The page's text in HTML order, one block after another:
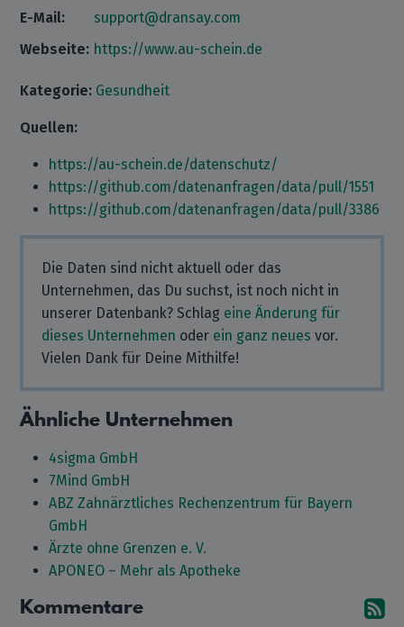
E-Mail:
support@dransay.com
Webseite: https://www.au-schein.de
Kategorie: Gesundheit
Quellen:
https://au-schein.de/datenschutz/
https://github.com/datenanfragen/data/pull/1551
https://github.com/datenanfragen/data/pull/3386
Die Daten sind nicht aktuell oder das
Unternehmen, das Du suchst, ist noch nicht in
unserer Datenbank? Schlag eine Änderung für
dieses Unternehmen oder ein ganz neues vor.
Vielen Dank für Deine Mithilfe!
Ähnliche Unternehmen
4sigma GmbH
7Mind GmbH
ABZ Zahnärztliches Rechenzentrum für Bayern
GmbH
Ärzte ohne Grenzen e. V.
APONEO – Mehr als Apotheke
Kommentare